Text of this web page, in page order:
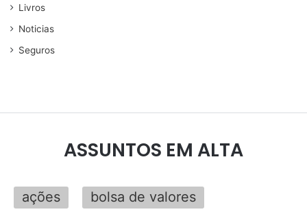
Livros
Noticias
Seguros
ASSUNTOS EM ALTA
ações
bolsa de valores